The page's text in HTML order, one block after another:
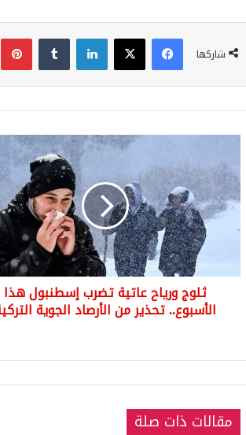
شاركها
فيسبوك‫X لينكدإن
ورياح
عاتية
تضرب
إسطنبول
هذا
الأسبوع..
من
ثلوج ورياح عاتية تضرب إسطنبول هذا
الأسبوع.. تحذير من الأرصاد الجوية
مقالات ذات صلة